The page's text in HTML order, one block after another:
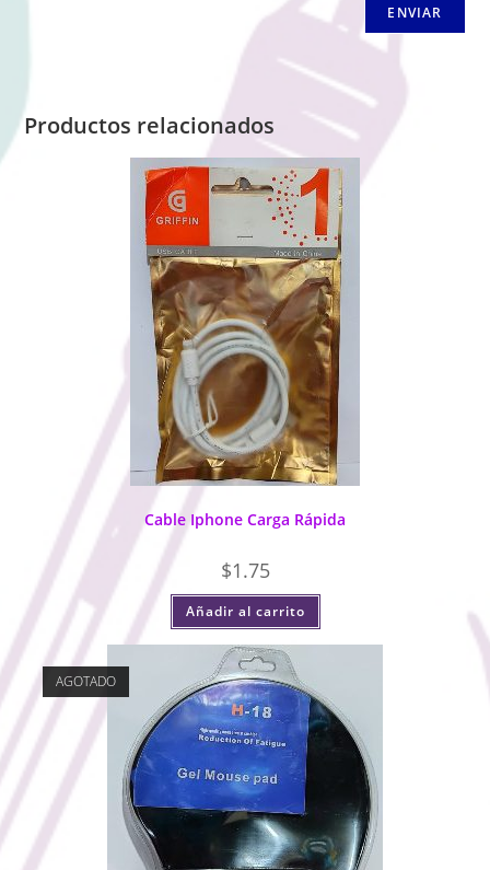
Productos relacionados
Cable Iphone Carga Rápida
$1.75
Añadir al carrito
AGOTADO